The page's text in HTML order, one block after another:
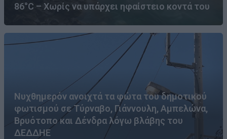
86°C – Χωρίς να υπάρχει ηφαίστειο κοντά του
Νυχθημερόν ανοιχτά τα φώτα του δημοτικού
φωτισμού σε Τύρναβο, Γιάννουλη, Αμπελώνα,
Βρυότοπο και Δένδρα λόγω βλάβης του
ΔΕΔΔΗΕ